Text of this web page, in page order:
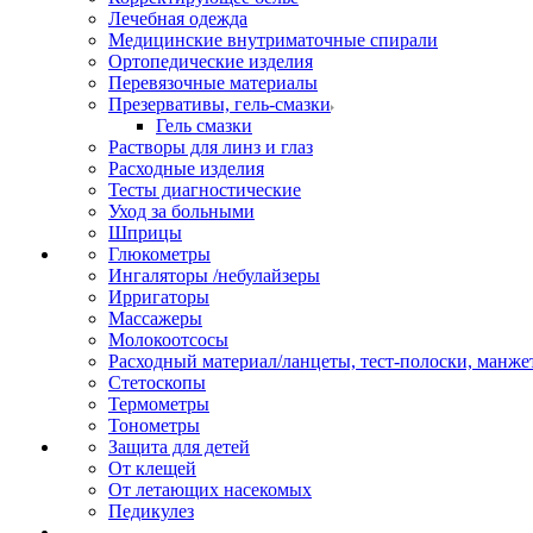
Лечебная одежда
Медицинские внутриматочные спирали
Ортопедические изделия
Перевязочные материалы
Презервативы, гель-смазки
Гель смазки
Растворы для линз и глаз
Расходные изделия
Тесты диагностические
Уход за больными
Шприцы
Глюкометры
Ингаляторы /небулайзеры
Ирригаторы
Массажеры
Молокоотсосы
Расходный материал/ланцеты, тест-полоски,
Стетоскопы
Термометры
Тонометры
Защита для детей
От клещей
От летающих насекомых
Педикулез